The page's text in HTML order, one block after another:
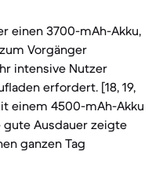
einen 3700-mAh-Akku,
Vorgänger
intensive Nutzer
erfordert. [18, 19,
einem 4500-mAh-Akku
Ausdauer zeigte
ganzen Tag